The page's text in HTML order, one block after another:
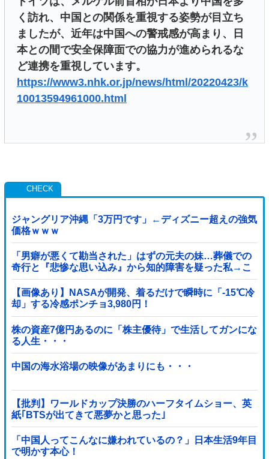
く訪れ、中国との関係を重視する姿勢が目立ち
ましたが、近年は中国への警戒感が高まり、日
本との間で安全保障面での協力が進められるな
ど連携を重視しています。
https://www3.nhk.or.jp/news/html/20220423/k
10013594961000.html
ジャングリア沖縄「3万円です」←ディズニー超えの強気
価格ｗｗｗ
「男癖が悪くて勘当された」はずの元夫の妹…葬儀での
奇行と『悲惨な思い込み』から知的障害を疑った私→こ
っそり病院へ誘導し行政保護させた話
【画像あり】NASAが開発、着るだけで瞬時に「-15℃冷
却」する冷感ポンチョ3,980円！
株の資産7億円あるのに「株主優待」で生活してガンにな
る人生・・・
中国の海水浴場の映像があまりにも・・・
【批判】ワールドカップ決勝のハーフタイムショー、英
紙｢BTSが出てきて悪夢かと思った｣
「中国人ってこんなに嫌われているの？」日本生活9年目
で明かす本心！